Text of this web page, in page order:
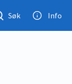
Søk Info